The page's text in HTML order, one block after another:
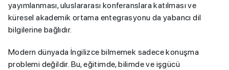
yayımlanması, uluslararası konferanslara katılması ve
küresel akademik ortama entegrasyonu da yabancı dil
bilgilerine bağlıdır.
Modern dünyada İngilizce bilmemek sadece konuşma
problemi değildir. Bu, eğitimde, bilimde ve işgücü